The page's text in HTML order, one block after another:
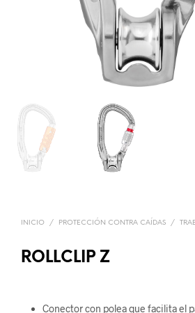
INICIO / PROTECCIÓN CONTRA CAÍDAS /
ROLLCLIP Z
Conector con polea que facilita el